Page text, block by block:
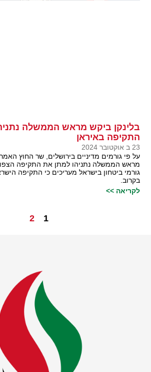
בלינקן ביקש מראש הממשלה
התקיפה באיראן
23 ב אוקטובר 2024
על פי גורמים מדיניים בירושלים, שר החוץ
מראש הממשלה נתניהו למתן את התקיפה
גורמי ביטחון בישראל מעריכים כי התקיפה
בקרוב.
לקריאה >>
1
2